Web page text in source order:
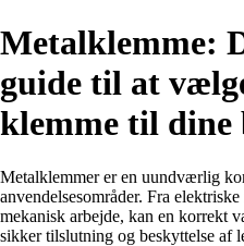
Metalklemme:
guide til at
klemme til dine
Metalklemmer er en uundværlig
anvendelsesområder. Fra
mekanisk arbejde, kan en korrekt
sikker tilslutning og beskyttelse af